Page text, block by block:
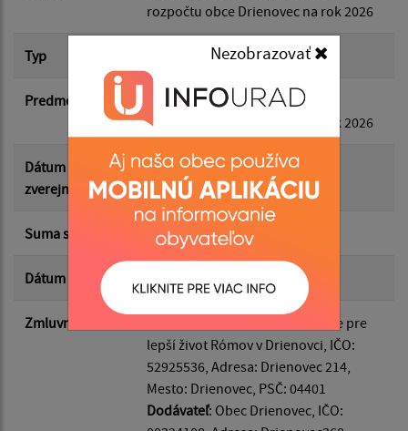
Nezobrazovať
Suma od:
Suma do:
Typ:
Filtrovať Reset
rozpočtu obce Drienovec na rok 2026
Typ Hlavná zmluva
Predmet
Zmluva o poskytnutí dotácie z
rozpočtu obce Drienovec na rok 2026
Dátum
zverejnenia
15.06.2026
Suma s DPH* 2 500.00 €
Dátum uzavretia
Zmluvná strana
: Občianske združenie pre
lepší život Rómov v Drienovci, IČO:
52925536, Adresa: Drienovec 214,
Mesto: Drienovec, PSČ: 04401
Dodávateľ: Obec Drienovec, IČO: